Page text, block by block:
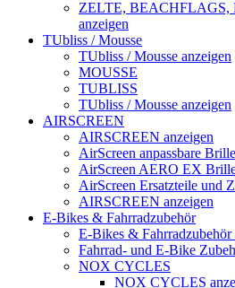
ZELTE,
anzeigen
TUbliss / Mousse
TUbliss / Mousse anzeigen
MOUSSE
TUBLISS
TUbliss / Mousse anzeigen
AIRSCREEN
AIRSCREEN anzeigen
AirScreen anpassbare
AirScreen AERO EX
AirScreen Ersatzteile und
AIRSCREEN anzeigen
E-Bikes & Fahrradzubehör
E-Bikes & Fahrradzubehör
Fahrrad- und E-Bike
NOX CYCLES
NOX CYCLES